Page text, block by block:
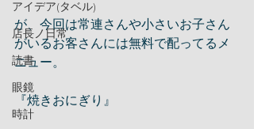
アイデア(タベル)
店長ノ日常
読書
眼鏡
時計
が、今回は常連さんや小さいお子さん
がいるお客さんには無料で配ってるメ
ニュー。
『焼きおにぎり』